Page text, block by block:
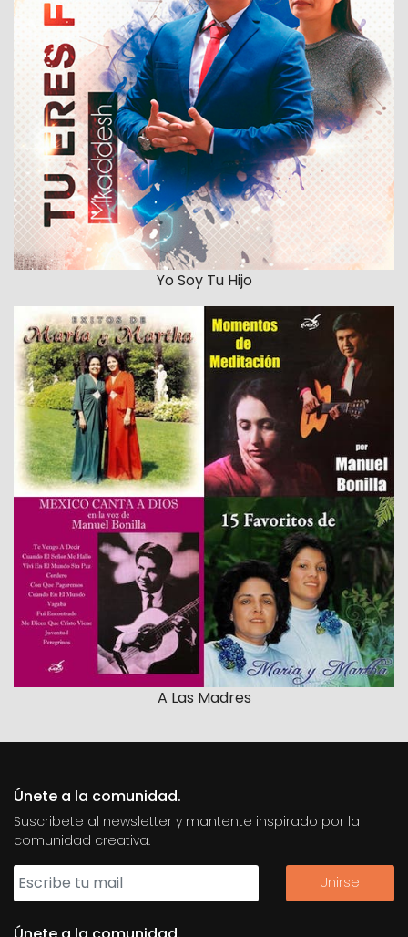
Yo Soy Tu Hijo
A Las Madres
Únete a la comunidad.
Suscribete al newsletter y mantente inspirado por la
comunidad creativa.